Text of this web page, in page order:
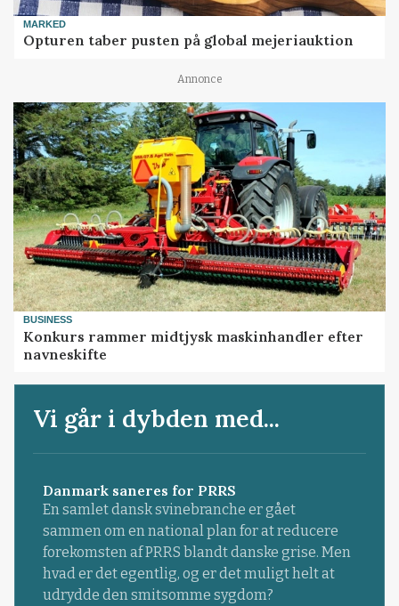
MARKED
Opturen taber pusten på global mejeriauktion
Annonce
BUSINESS
Konkurs rammer midtjysk maskinhandler efter
navneskifte
Vi går i dybden med...
Danmark saneres for PRRS
En samlet dansk svinebranche er gået
sammen om en national plan for at reducere
forekomsten af PRRS blandt danske grise. Men
hvad er det egentlig, og er det muligt helt at
udrydde den smitsomme sygdom?